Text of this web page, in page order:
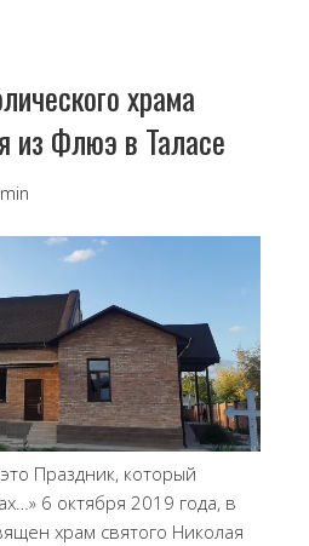
храма
из Флюэ в Таласе
Праздник, который
6 октября 2019 года, в
храм святого Николая